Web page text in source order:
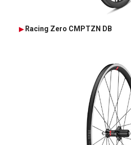
Racing Zero CMPTZN DB